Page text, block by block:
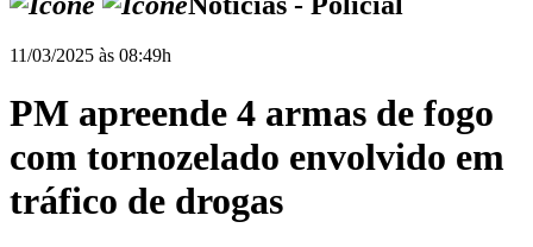
11/03/2025 às 08:49h
PM apreende 4 armas de fogo
com tornozelado envolvido em
tráfico de drogas